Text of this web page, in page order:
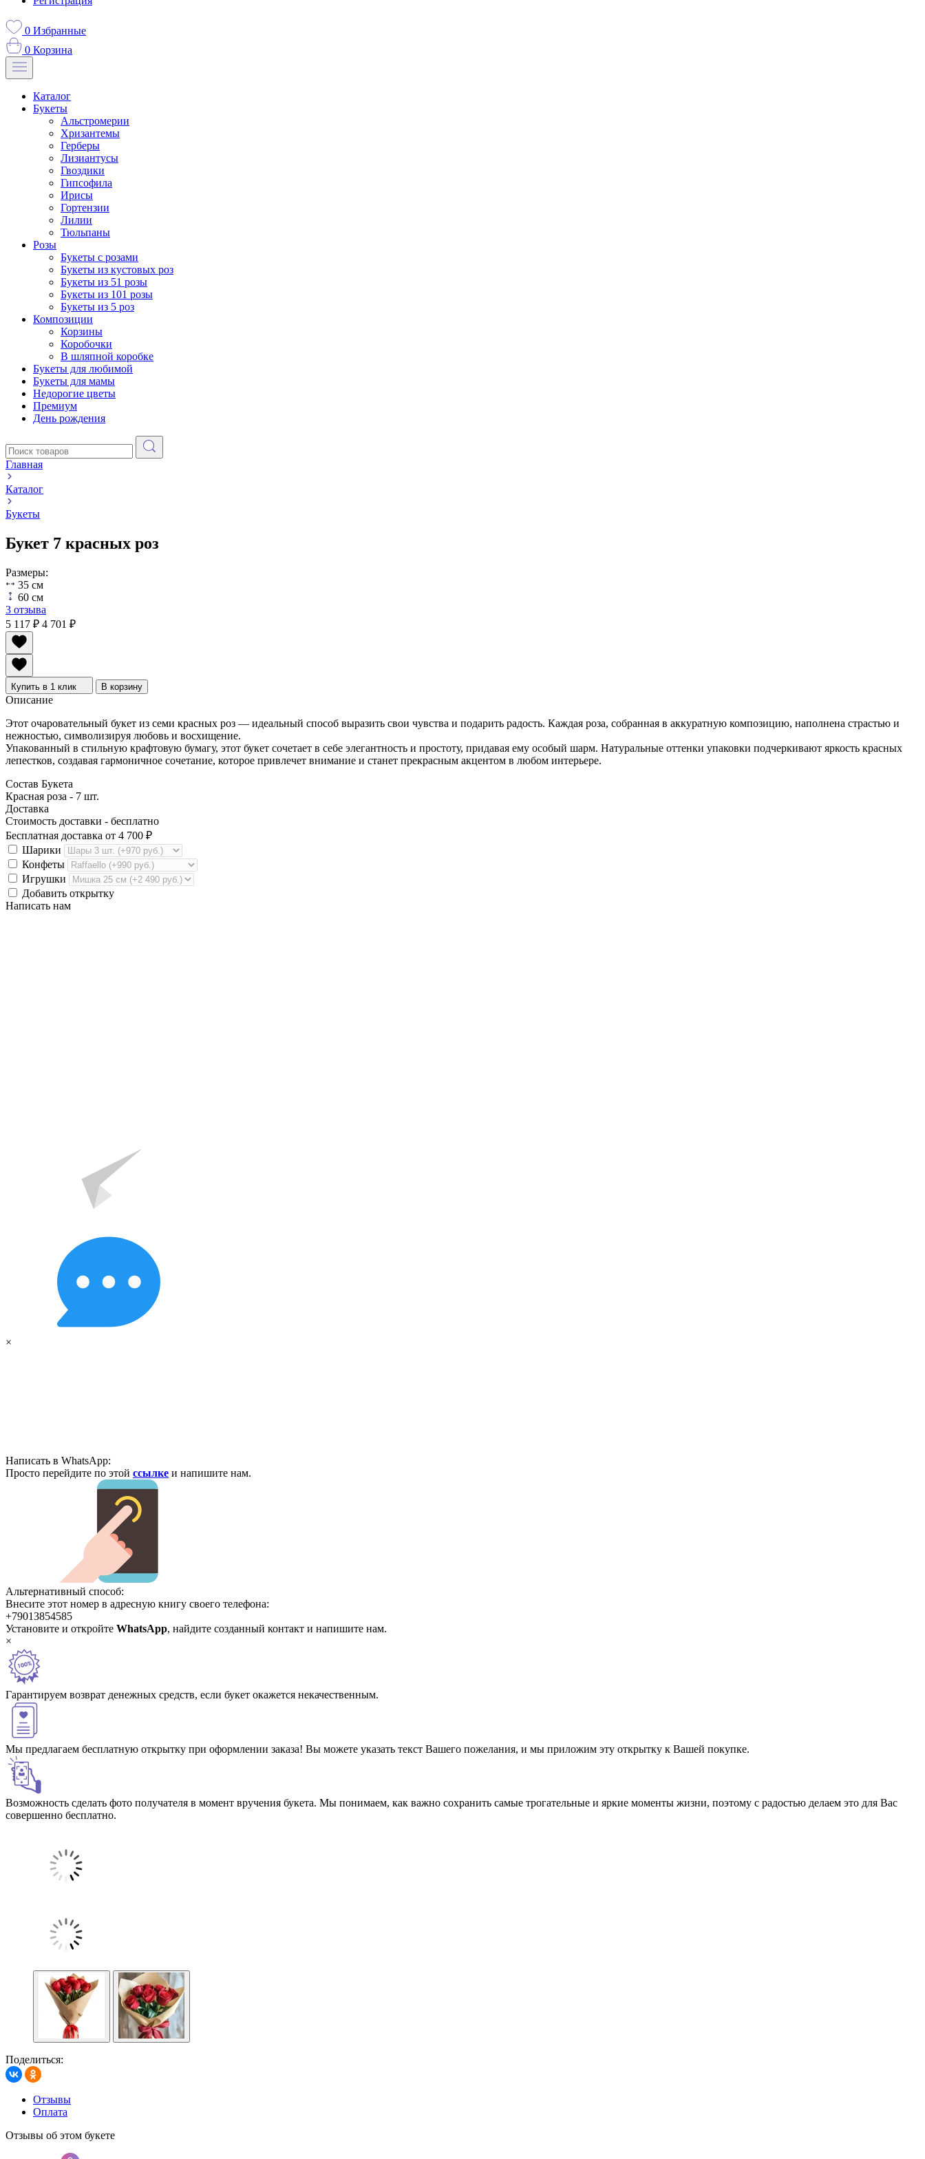
0 Избранные
0 Корзина
Каталог
Букеты
Альстромерии
Хризантемы
Герберы
Лизиантусы
Гвоздики
Гипсофила
Ирисы
Гортензии
Лилии
Тюльпаны
Розы
Букеты с розами
Букеты из кустовых роз
Букеты из 51 розы
Букеты из 101 розы
Букеты из 5 роз
Композиции
Корзины
Коробочки
В шляпной коробке
Букеты для любимой
Букеты для мамы
Недорогие цветы
Премиум
День рождения
Главная
Каталог
Букеты
Букет 7 красных роз
Размеры:
35 см
60 см
3 отзыва
5 117 ₽ 4 701 ₽
Купить в 1 клик В корзину
Описание
Этот очаровательный букет из семи красных роз — идеальный способ выразить свои чувства и подарить радость. Каждая роза, собранная в аккуратную композицию, наполнена страстью и
нежностью, символизируя любовь и восхищение.
Упакованный в стильную крафтовую бумагу, этот букет сочетает в себе элегантность и простоту, придавая ему особый шарм. Натуральные оттенки упаковки подчеркивают яркость красных
лепестков, создавая гармоничное сочетание, которое привлечет внимание и станет прекрасным акцентом в любом интерьере.
Состав Букета
Красная роза - 7 шт.
Доставка
Стоимость доставки - бесплатно
Бесплатная доставка от 4 700 ₽
Шарики
Конфеты
Игрушки
Добавить открытку
Написать нам
×
Написать в WhatsApp:
Просто перейдите по этой ссылке и напишите нам.
Альтернативный способ:
Внесите этот номер в адресную книгу своего телефона:
+79013854585
Установите и откройте WhatsApp, найдите созданный контакт и напишите нам.
×
Гарантируем возврат денежных средств, если букет окажется некачественным.
Мы предлагаем бесплатную открытку при оформлении заказа! Вы можете указать текст Вашего пожелания, и мы приложим эту открытку к Вашей покупке.
Возможность сделать фото получателя в момент вручения букета. Мы понимаем, как важно сохранить самые трогательные и яркие моменты жизни, поэтому с радостью делаем это для Вас
совершенно бесплатно.
Поделиться:
Отзывы
Оплата
Отзывы об этом букете